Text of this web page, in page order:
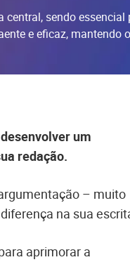
sendo
e eficaz, mantendo
um
redação.
– muito
na sua
aprimorar a